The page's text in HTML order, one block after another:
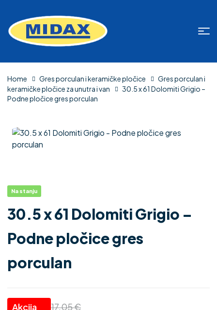
Home Gres porculan i keramičke pločice
Gres porculan i
keramičke pločice za unutra i van
30.5 x 61 Dolomiti Grigio –
Podne pločice gres porculan
Na stanju
30.5 x 61 Dolomiti Grigio –
Podne pločice gres
porculan
17.05€